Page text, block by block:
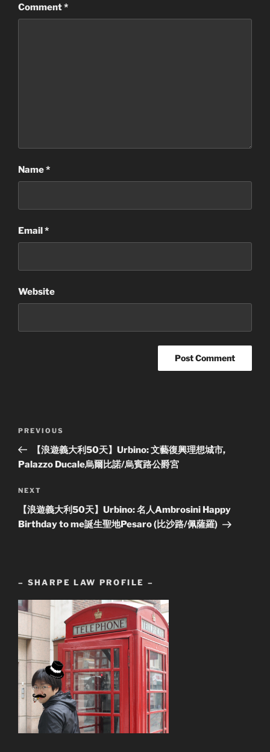
Comment*
Name*
Email*
Website
Previous
Post
PREVIOUS
【浪遊義大利50天】Urbino: 文藝復興理想城市,
Palazzo Ducale烏爾比諾/烏賓路公爵宮
Next
Post
NEXT
【浪遊義大利50天】Urbino: 名人Ambrosini Happy
Birthday to me誕生聖地Pesaro (比沙路/佩薩羅)
– SHARPE LAW PROFILE –